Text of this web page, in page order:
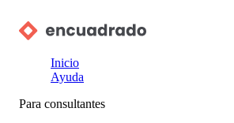
Inicio
Ayuda
Para consultantes